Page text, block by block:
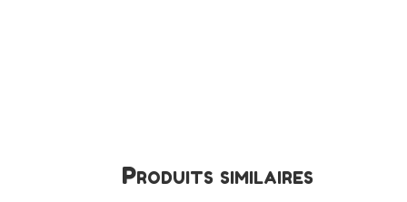
Produits similaires